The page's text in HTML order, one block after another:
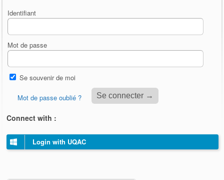
Identifiant
Mot de passe
Se souvenir de moi
Mot de passe oublié ?
Connect with :
Login with UQAC